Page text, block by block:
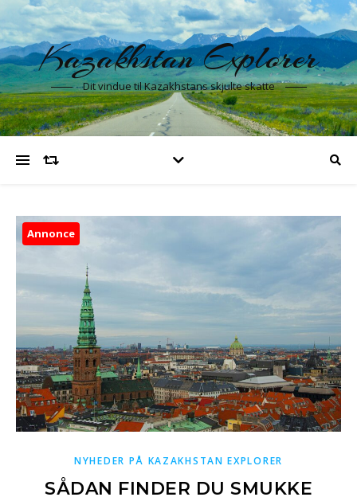
Kazakhstan Explorer
Dit vindue til Kazakhstans skjulte skatte
Annonce
NYHEDER PÅ KAZAKHSTAN EXPLORER
SÅDAN FINDER DU SMUKKE